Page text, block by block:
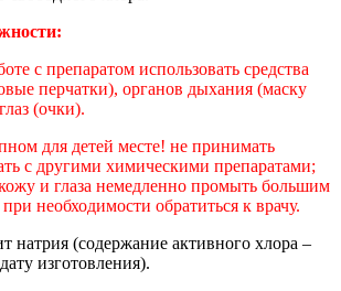
с препаратом использовать средства
перчатки), органов дыхания (маску
(очки).
для детей месте! не принимать
с другими химическими препаратами;
и глаза немедленно промыть большим
необходимости обратиться к врачу.
натрия (содержание активного хлора –
изготовления).